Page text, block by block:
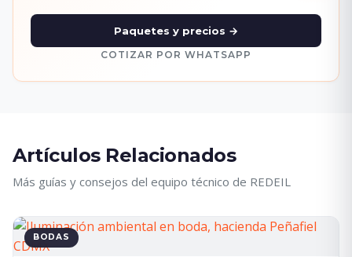
Paquetes y precios →
COTIZAR POR WHATSAPP
Artículos Relacionados
Más guías y consejos del equipo técnico de REDEIL
BODAS